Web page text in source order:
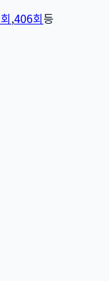
회,406회등